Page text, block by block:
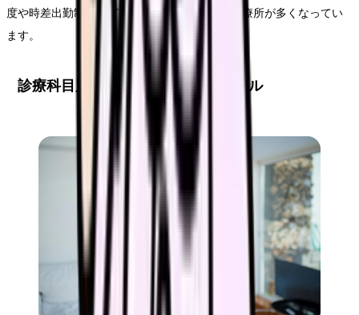
度や時差出勤制度なども柔軟に対応している診療所が多くなってい
ます。
診療科目別の特徴と求められるスキル